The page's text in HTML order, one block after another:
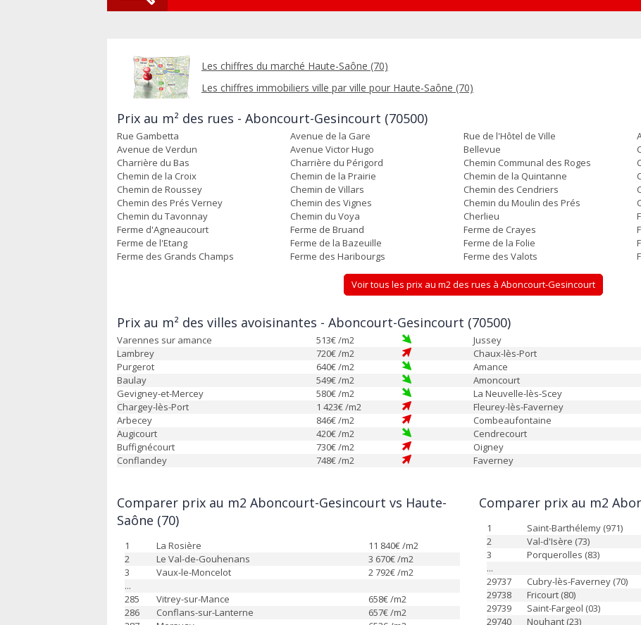
Les chiffres du marché Haute-Saône (70)
Les chiffres immobiliers ville par ville pour Haute-Saône (70)
Prix au m² des rues - Aboncourt-Gesincourt (70500)
Rue Gambetta Avenue de la Gare Rue de l'Hôtel de Ville
Avenue de Verdun
Avenue Victor Hugo Bellevue
Charrière du Bas
Charrière du Périgord Chemin Communal des Roges
Chemin de la Croix
Chemin de la Prairie Chemin de la Quintanne
Chemin de Roussey
Chemin de Villars Chemin des Cendriers
Chemin des Prés Verney
Chemin des Vignes Chemin du Moulin des Prés
Chemin du Tavonnay
Chemin du Voya Cherlieu
Ferme d'Agneaucourt
Ferme de Bruand Ferme de Crayes
Ferme de l'Etang
Ferme de la Bazeuille Ferme de la Folie
Ferme des Grands Champs
Ferme des Haribourgs Ferme des Valots
Voir tous les prix au m2 des rues à Aboncourt-Gesincourt
Prix au m² des villes avoisinantes - Aboncourt-Gesincourt (70500)
Varennes sur amance 513€ /m2
Lambrey
720€ /m2
Purgerot
640€ /m2
Baulay
549€ /m2
Gevigney-et-Mercey
580€ /m2
Chargey-lès-Port
1 423€ /m2
Arbecey
846€ /m2
Augicourt
420€ /m2
Buffignécourt
730€ /m2
Conflandey
748€ /m2
Jussey
Chaux-lès-Port
Amance
Amoncourt
La Neuvelle-lès-Scey
Fleurey-lès-Faverney
Combeaufontaine
Cendrecourt
Oigney
Faverney
Comparer prix au m2 Aboncourt-Gesincourt vs Haute-
Saône (70)
1 La Rosière 11 840€ /m2
2
Le Val-de-Gouhenans 3 670€ /m2
3
Vaux-le-Moncelot 2 792€ /m2
...
285
Vitrey-sur-Mance 658€ /m2
286
Conflans-sur-Lanterne 657€ /m2
Comparer prix au m2
1 Saint-Barthélemy (971)
2
Val-d'Isère (73)
3
Porquerolles (83)
...
29737
Cubry-lès-Faverney (70)
29738
Fricourt (80)
29739
Saint-Fargeol (03)
29740
Nouhant (23)